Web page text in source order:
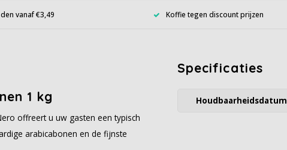
vanaf €3,49 Koffie tegen discount prijzen
1 kg
offreert u uw gasten een typisch
arabicabonen en de fijnste
Specificaties
Houdbaarheidsdatum